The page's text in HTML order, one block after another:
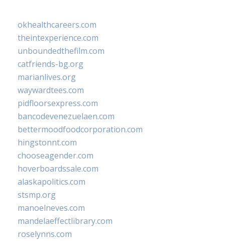
okhealthcareers.com
theintexperience.com
unboundedthefilm.com
catfriends-bg.org
marianlives.org
waywardtees.com
pidfloorsexpress.com
bancodevenezuelaen.com
bettermoodfoodcorporation.com
hingstonnt.com
chooseagender.com
hoverboardssale.com
alaskapolitics.com
stsmp.org
manoelneves.com
mandelaeffectlibrary.com
roselynns.com